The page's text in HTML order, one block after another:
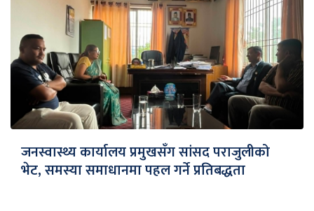
जनस्वास्थ्य कार्यालय प्रमुखसँग सांसद पराजुलीको
भेट, समस्या समाधानमा पहल गर्ने प्रतिबद्धता